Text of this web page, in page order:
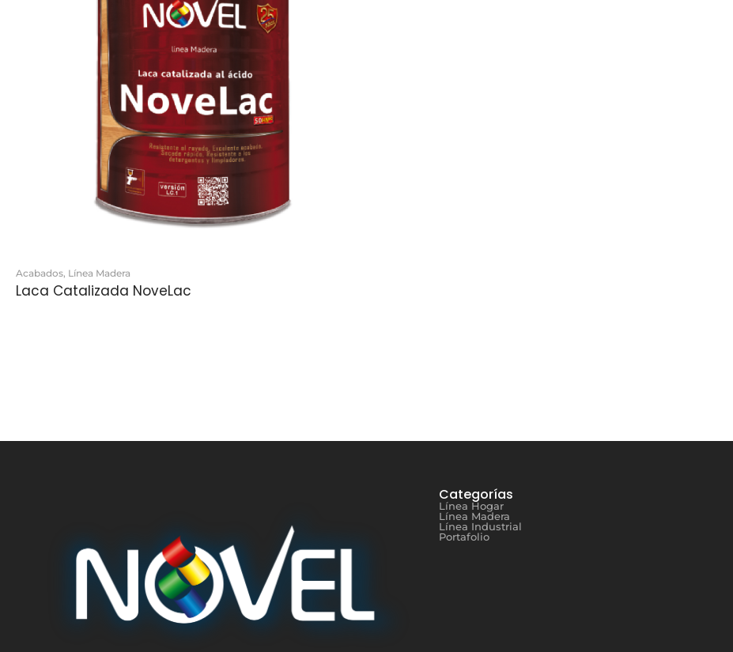
Acabados, Línea Madera
Laca Catalizada NoveLac
Categorías
Línea Hogar
Línea Madera
Línea Industrial
Portafolio